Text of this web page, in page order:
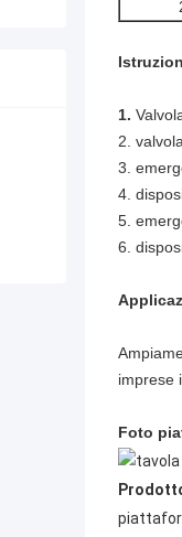
1.
2.
3.
4.
5.
6.
imprese
Foto